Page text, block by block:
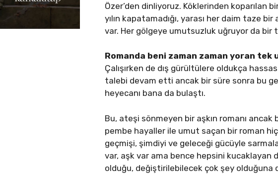
Özer’den dinliyoruz. Köklerinden koparılan
yılın kapatamadığı, yarası her daim taze
var. Her gölgeye umutsuzluk uğruyor da bir
Romanda beni zaman zaman yoran tek
Çalışırken de dış gürültülere oldukça
talebi devam etti ancak bir süre sonra bu
heyecanı bana da bulaştı.
Bu, ateşi sönmeyen bir aşkın romanı ancak
pembe hayaller ile umut saçan bir roman
geçmişi, şimdiyi ve geleceği gücüyle
var, aşk var ama bence hepsini kucaklayan
olduğu, değiştirilebilecek çok şey olduğuna